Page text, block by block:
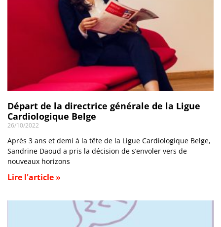
Départ de la directrice générale de la Ligue
Cardiologique Belge
26/10/2022
Après 3 ans et demi à la tête de la Ligue Cardiologique Belge,
Sandrine Daoud a pris la décision de s’envoler vers de
nouveaux horizons
Lire l'article »